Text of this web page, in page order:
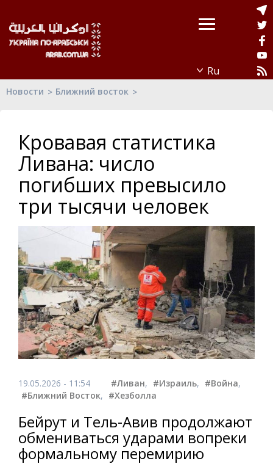
Новости Ближний восток
Кровавая статистика
Ливана: число
погибших превысило
три тысячи человек
19.05.2026 - 11:54 #Ливан, #Израиль, #Война,
#Ближний Восток, #Хезболла
Бейрут и Тель-Авив продолжают
обмениваться ударами вопреки
формальному перемирию